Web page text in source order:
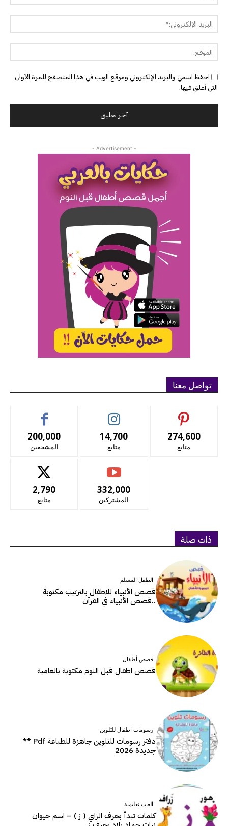
احفظ اسمي والبريد الإلكتروني وموقع الويب في هذا المتصفح للمرة الأولى
التي أعلق فيها.
- Advertisement -
تواصل معنا
200,000
المشجعين
14,700
متابع
274,600
متابع
2,790
متابع
332,000
المشتركين
ذات صلة
الطفل المسلم
قصص الأنبياء للاطفال بالترتيب مكتوبة
..قصص الأنبياء في القرآن
قصص أطفال
قصص اطفال قبل النوم مكتوبة بالعامية
رسومات اطفال للتلوين
دفتر رسومات للتلوين جاهزة للطباعة Pdf **
جديدة 2026
العاب تعليمية
كلمات تبدأ بحرف الزاي ( ز ) – اسم حيوان